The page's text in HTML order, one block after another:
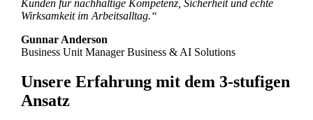
Kunden für nachhaltige Kompetenz, Sicherheit und echte
Wirksamkeit im Arbeitsalltag.“
Gunnar Anderson
Business Unit Manager Business & AI Solutions
Unsere Erfahrung mit dem 3-stufigen
Ansatz